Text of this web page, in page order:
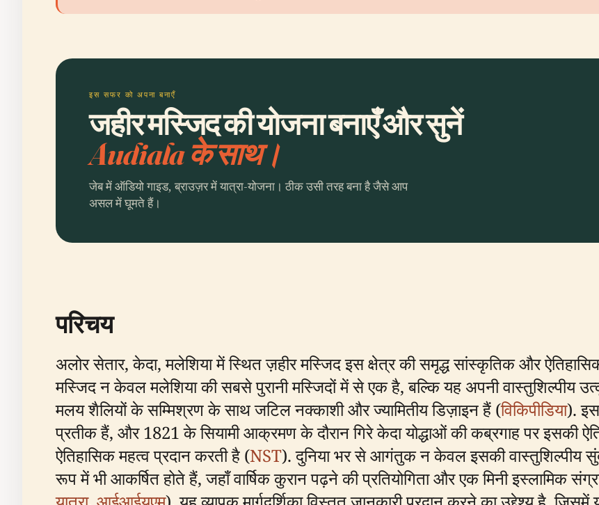
इस सफर को अपना बनाएँ
जहीर मस्जिद की योजना बनाएँ और सुनें
Audiala के साथ।
जेब में ऑडियो गाइड, ब्राउज़र में यात्रा-योजना। ठीक उसी तरह बना है जैसे आप
असल में घूमते हैं।
परिचय
अलोर सेतार, केदा, मलेशिया में स्थित ज़हीर मस्जिद इस क्षेत्र की समृद्ध सांस्कृतिक और
मस्जिद न केवल मलेशिया की सबसे पुरानी मस्जिदों में से एक है, बल्कि यह अपनी वास्तुशिल्पीय
मलय शैलियों के सम्मिश्रण के साथ जटिल नक्काशी और ज्यामितीय डिज़ाइन हैं (विकिपीडिया).
प्रतीक हैं, और 1821 के सियामी आक्रमण के दौरान गिरे केदा योद्धाओं की कब्रगाह पर इसकी
ऐतिहासिक महत्व प्रदान करती है (NST). दुनिया भर से आगंतुक न केवल इसकी वास्तुशिल्पीय
रूप में भी आकर्षित होते हैं, जहाँ वार्षिक कुरान पढ़ने की प्रतियोगिता और एक मिनी इस्लामिक